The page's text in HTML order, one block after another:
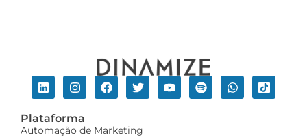
Plataforma
Automação de Marketing